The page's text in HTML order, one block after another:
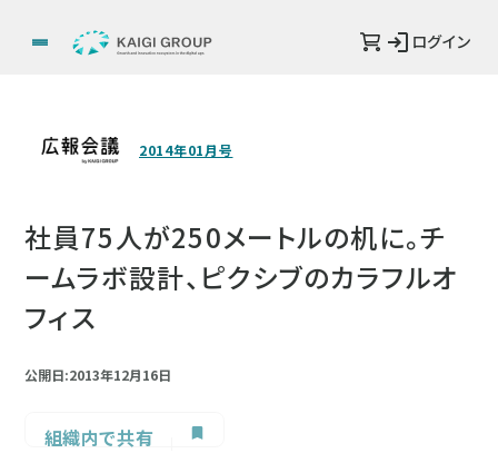
ログイン
2014年01月号
社員75人が250メートルの机に。チ
ームラボ設計、ピクシブのカラフルオ
フィス
公開日:2013年12月16日
組織内で共有